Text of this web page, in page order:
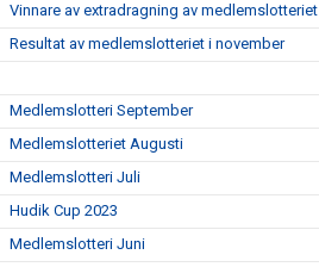
Vinnare av extradragning av medlemslotteriet
Resultat av medlemslotteriet i november
Medlemslotteri September
Medlemslotteriet Augusti
Medlemslotteri Juli
Hudik Cup 2023
Medlemslotteri Juni